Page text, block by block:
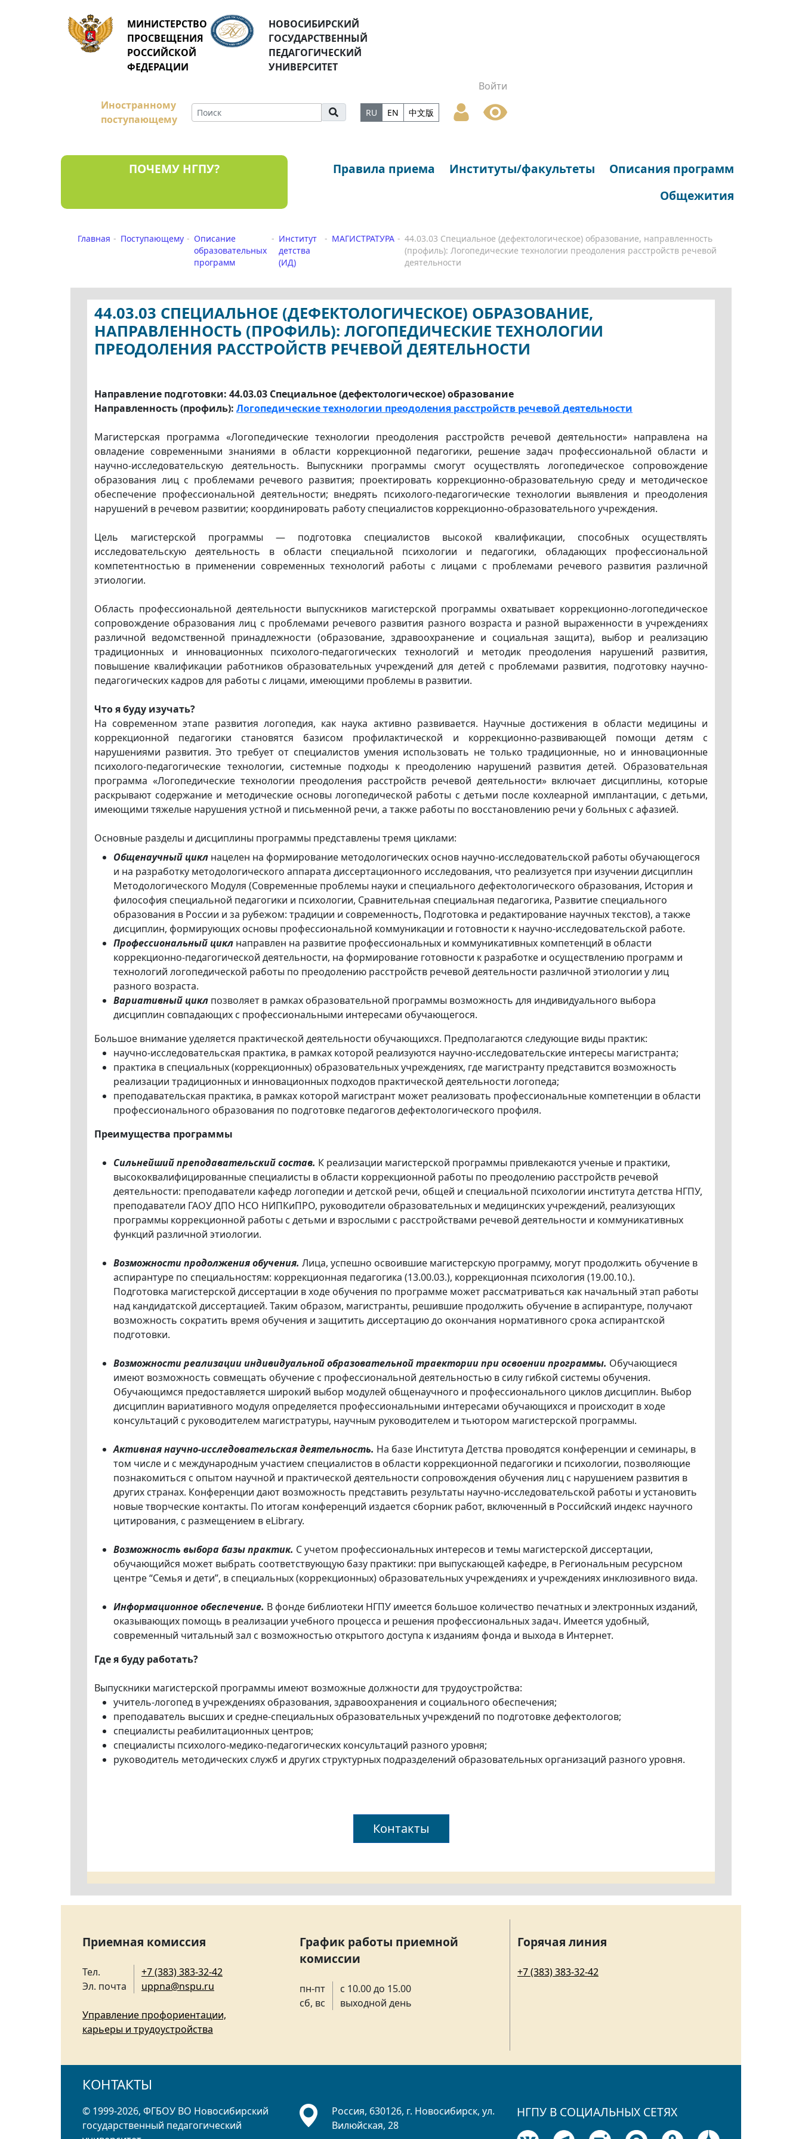
МИНИСТЕРСТВО
ПРОСВЕЩЕНИЯ
РОССИЙСКОЙ
ФЕДЕРАЦИИ
НОВОСИБИРСКИЙ
ГОСУДАРСТВЕННЫЙ
ПЕДАГОГИЧЕСКИЙ
УНИВЕРСИТЕТ
Войти
Иностранному
поступающему
RU EN 中文版
ПОЧЕМУ НГПУ? Правила приема Институты/факультеты
Описания программ
Общежития
Главная Поступающему
Описание
образовательных
программ
Институт
детства
(ИД)
МАГИСТРАТУРА
44.03.03 Специальное (дефектологическое) образование, направленность
(профиль): Логопедические технологии преодоления расстройств речевой
деятельности
44.03.03 СПЕЦИАЛЬНОЕ (ДЕФЕКТОЛОГИЧЕСКОЕ) ОБРАЗОВАНИЕ,
НАПРАВЛЕННОСТЬ (ПРОФИЛЬ): ЛОГОПЕДИЧЕСКИЕ ТЕХНОЛОГИИ
ПРЕОДОЛЕНИЯ РАССТРОЙСТВ РЕЧЕВОЙ ДЕЯТЕЛЬНОСТИ
Контакты
Направление подготовки: 44.03.03 Специальное (дефектологическое) образование
Направленность (профиль): Логопедические технологии преодоления расстройств речевой деятельности
Магистерская программа «Логопедические технологии преодоления расстройств речевой деятельности» направлена на
овладение современными знаниями в области коррекционной педагогики, решение задач профессиональной области и
научно-исследовательскую деятельность. Выпускники программы смогут осуществлять логопедическое сопровождение
образования лиц с проблемами речевого развития; проектировать коррекционно-образовательную среду и методическое
обеспечение профессиональной деятельности; внедрять психолого-педагогические технологии выявления и преодоления
нарушений в речевом развитии; координировать работу специалистов коррекционно-образовательного учреждения.
Цель магистерской программы — подготовка специалистов высокой квалификации, способных осуществлять
исследовательскую деятельность в области специальной психологии и педагогики, обладающих профессиональной
компетентностью в применении современных технологий работы с лицами с проблемами речевого развития различной
этиологии.
Область профессиональной деятельности выпускников магистерской программы охватывает коррекционно-логопедическое
сопровождение образования лиц с проблемами речевого развития разного возраста и разной выраженности в учреждениях
различной ведомственной принадлежности (образование, здравоохранение и социальная защита), выбор и реализацию
традиционных и инновационных психолого-педагогических технологий и методик преодоления нарушений развития,
повышение квалификации работников образовательных учреждений для детей с проблемами развития, подготовку научно-
педагогических кадров для работы с лицами, имеющими проблемы в развитии.
Что я буду изучать?
На современном этапе развития логопедия, как наука активно развивается. Научные достижения в области медицины и
коррекционной педагогики становятся базисом профилактической и коррекционно-развивающей помощи детям с
нарушениями развития. Это требует от специалистов умения использовать не только традиционные, но и инновационные
психолого-педагогические технологии, системные подходы к преодолению нарушений развития детей. Образовательная
программа «Логопедические технологии преодоления расстройств речевой деятельности» включает дисциплины, которые
раскрывают содержание и методические основы логопедической работы с детьми после кохлеарной имплантации, с детьми,
имеющими тяжелые нарушения устной и письменной речи, а также работы по восстановлению речи у больных с афазией.
Основные разделы и дисциплины программы представлены тремя циклами:
Общенаучный цикл нацелен на формирование методологических основ научно-исследовательской работы обучающегося
и на разработку методологического аппарата диссертационного исследования, что реализуется при изучении дисциплин
Методологического Модуля (Современные проблемы науки и специального дефектологического образования, История и
философия специальной педагогики и психологии, Сравнительная специальная педагогика, Развитие специального
образования в России и за рубежом: традиции и современность, Подготовка и редактирование научных текстов), а также
дисциплин, формирующих основы профессиональной коммуникации и готовности к научно-исследовательской работе.
Профессиональный цикл направлен на развитие профессиональных и коммуникативных компетенций в области
коррекционно-педагогической деятельности, на формирование готовности к разработке и осуществлению программ и
технологий логопедической работы по преодолению расстройств речевой деятельности различной этиологии у лиц
разного возраста.
Вариативный цикл позволяет в рамках образовательной программы возможность для индивидуального выбора
дисциплин совпадающих с профессиональными интересами обучающегося.
Большое внимание уделяется практической деятельности обучающихся. Предполагаются следующие виды практик:
научно-исследовательская практика, в рамках которой реализуются научно-исследовательские интересы магистранта;
практика в специальных (коррекционных) образовательных учреждениях, где магистранту представится возможность
реализации традиционных и инновационных подходов практической деятельности логопеда;
преподавательская практика, в рамках которой магистрант может реализовать профессиональные компетенции в области
профессионального образования по подготовке педагогов дефектологического профиля.
Преимущества программы
Сильнейший преподавательский состав. К реализации магистерской программы привлекаются ученые и практики,
высококвалифицированные специалисты в области коррекционной работы по преодолению расстройств речевой
деятельности: преподаватели кафедр логопедии и детской речи, общей и специальной психологии института детства НГПУ,
преподаватели ГАОУ ДПО НСО НИПКиПРО, руководители образовательных и медицинских учреждений, реализующих
программы коррекционной работы с детьми и взрослыми с расстройствами речевой деятельности и коммуникативных
функций различной этиологии.
Возможности продолжения обучения. Лица, успешно освоившие магистерскую программу, могут продолжить обучение в
аспирантуре по специальностям: коррекционная педагогика (13.00.03.), коррекционная психология (19.00.10.).
Подготовка магистерской диссертации в ходе обучения по программе может рассматриваться как начальный этап работы
над кандидатской диссертацией. Таким образом, магистранты, решившие продолжить обучение в аспирантуре, получают
возможность сократить время обучения и защитить диссертацию до окончания нормативного срока аспирантской
подготовки.
Возможности реализации индивидуальной образовательной траектории при освоении программы. Обучающиеся
имеют возможность совмещать обучение с профессиональной деятельностью в силу гибкой системы обучения.
Обучающимся предоставляется широкий выбор модулей общенаучного и профессионального циклов дисциплин. Выбор
дисциплин вариативного модуля определяется профессиональными интересами обучающихся и происходит в ходе
консультаций с руководителем магистратуры, научным руководителем и тьютором магистерской программы.
Активная научно-исследовательская деятельность. На базе Института Детства проводятся конференции и семинары, в
том числе и с международным участием специалистов в области коррекционной педагогики и психологии, позволяющие
познакомиться с опытом научной и практической деятельности сопровождения обучения лиц с нарушением развития в
других странах. Конференции дают возможность представить результаты научно-исследовательской работы и установить
новые творческие контакты. По итогам конференций издается сборник работ, включенный в Российский индекс научного
цитирования, с размещением в eLibrary.
Возможность выбора базы практик. С учетом профессиональных интересов и темы магистерской диссертации,
обучающийся может выбрать соответствующую базу практики: при выпускающей кафедре, в Региональным ресурсном
центре “Семья и дети”, в специальных (коррекционных) образовательных учреждениях и учреждениях инклюзивного вида.
Информационное обеспечение. В фонде библиотеки НГПУ имеется большое количество печатных и электронных изданий,
оказывающих помощь в реализации учебного процесса и решения профессиональных задач. Имеется удобный,
современный читальный зал с возможностью открытого доступа к изданиям фонда и выхода в Интернет.
Где я буду работать?
Выпускники магистерской программы имеют возможные должности для трудоустройства:
учитель-логопед в учреждениях образования, здравоохранения и социального обеспечения;
преподаватель высших и средне-специальных образовательных учреждений по подготовке дефектологов;
специалисты реабилитационных центров;
специалисты психолого-медико-педагогических консультаций разного уровня;
руководитель методических служб и других структурных подразделений образовательных организаций разного уровня.
Приемная комиссия
Тел.
Эл. почта
+7 (383) 383-32-42
uppna@nspu.ru
Управление профориентации,
карьеры и трудоустройства
График работы приемной
комиссии
пн-пт
сб, вс
с 10.00 до 15.00
выходной день
Горячая линия
+7 (383) 383-32-42
КОНТАКТЫ
© 1999-2026, ФГБОУ ВО Новосибирский
государственный педагогический
Россия, 630126, г. Новосибирск, ул.
Вилюйская, 28
НГПУ В СОЦИАЛЬНЫХ СЕТЯХ